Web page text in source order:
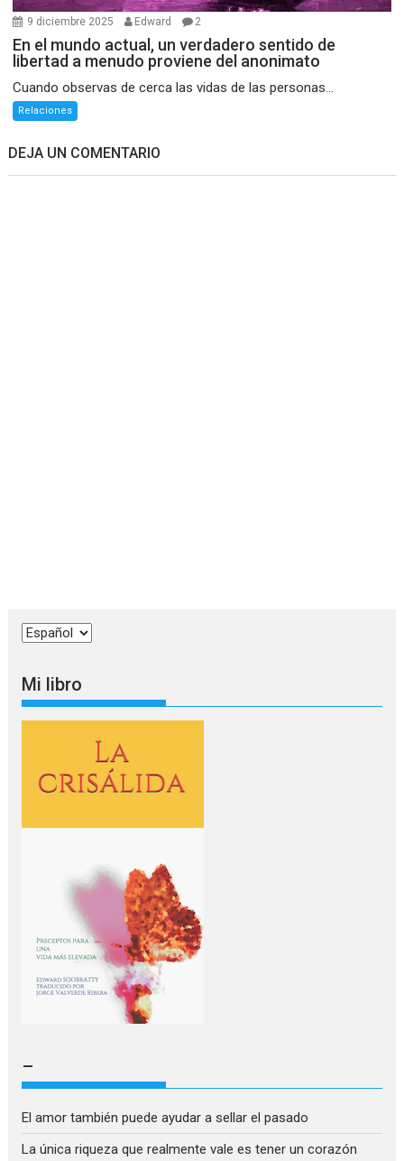
9 diciembre 2025 Edward 2
En el mundo actual, un verdadero sentido de
libertad a menudo proviene del anonimato
Cuando observas de cerca las vidas de las personas...
Relaciones
DEJA UN COMENTARIO
Elegir
idioma
Mi libro
–
El amor también puede ayudar a sellar el pasado
La única riqueza que realmente vale es tener un corazón